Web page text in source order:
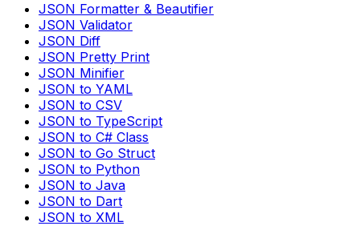
JSON Formatter & Beautifier
JSON Validator
JSON Diff
JSON Pretty Print
JSON Minifier
JSON to YAML
JSON to CSV
JSON to TypeScript
JSON to C# Class
JSON to Go Struct
JSON to Python
JSON to Java
JSON to Dart
JSON to XML